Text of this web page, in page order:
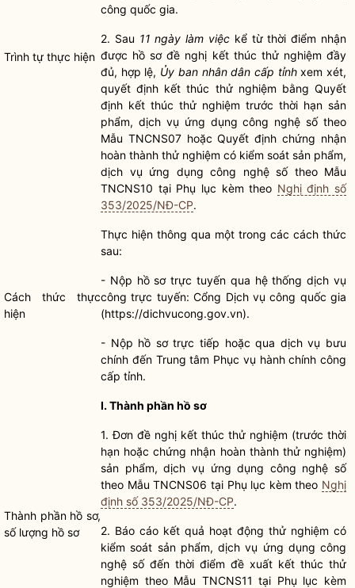
Trình tự thực hiện
công quốc gia.
2. Sau 11 ngày làm việc kể từ thời điểm nhận
được hồ sơđề nghị kết thúc thử nghiệm đầy
đủ, hợp lệ, Ủy ban nhân dân cấp tỉnhxem xét,
quyết định kết thúc thử nghiệm bằng Quyết
định kết thúc thử nghiệm trước thời hạn sản
phẩm, dịch vụ ứng dụng công nghệ số theo
Mẫu TNCNS07 hoặc Quyết định chứng nhận
hoàn thành thử nghiệm có kiểm soát sản phẩm,
dịch vụ ứng dụng công nghệ số theo Mẫu
TNCNS10 tại Phụ lục kèm theo Nghị định số
353/2025/NĐ-CP.
Cách thức thực
hiện
Thực hiện thông qua một trong các cách thức
sau:
- Nộp hồ sơtrực tuyến qua hệ thống dịch vụ
công trực tuyến: Cổng Dịch vụ công quốc gia
(https://dichvucong.gov.vn).
- Nộp hồ sơtrực tiếp hoặc qua dịch vụ bưu
chính đến Trung tâm Phục vụ hành chính công
cấp tỉnh.
Thành phần hồ sơ,
số lượng hồ sơ
I. Thành phần hồ sơ
1. Đơn đề nghị kết thúc thử nghiệm (trước thời
hạn hoặc chứng nhận hoàn thành thử nghiệm)
sản phẩm, dịch vụ ứng dụng công nghệ số
theo Mẫu TNCNS06 tại Phụ lục kèm theo Nghị
định số 353/2025/NĐ-CP.
2. Báo cáo kết quả hoạt động thử nghiệm có
kiểm soát sản phẩm, dịch vụ ứng dụng công
nghệ số đến thời điểm đề xuất kết thúc thử
nghiệm theo Mẫu TNCNS11 tại Phụ lục kèm